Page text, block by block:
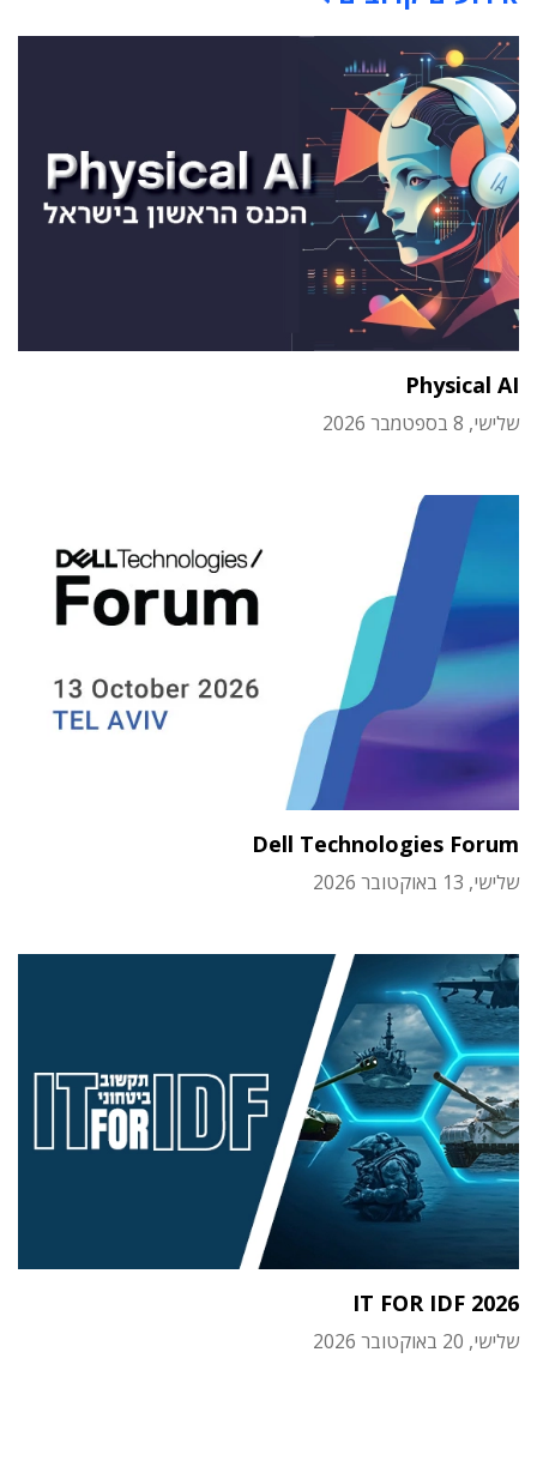
Physical AI
שלישי, 8 בספטמבר 2026
Dell Technologies Forum
שלישי, 13 באוקטובר 2026
IT FOR IDF 2026
שלישי, 20 באוקטובר 2026